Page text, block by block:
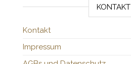
KONTAKT
Kontakt
Impressum